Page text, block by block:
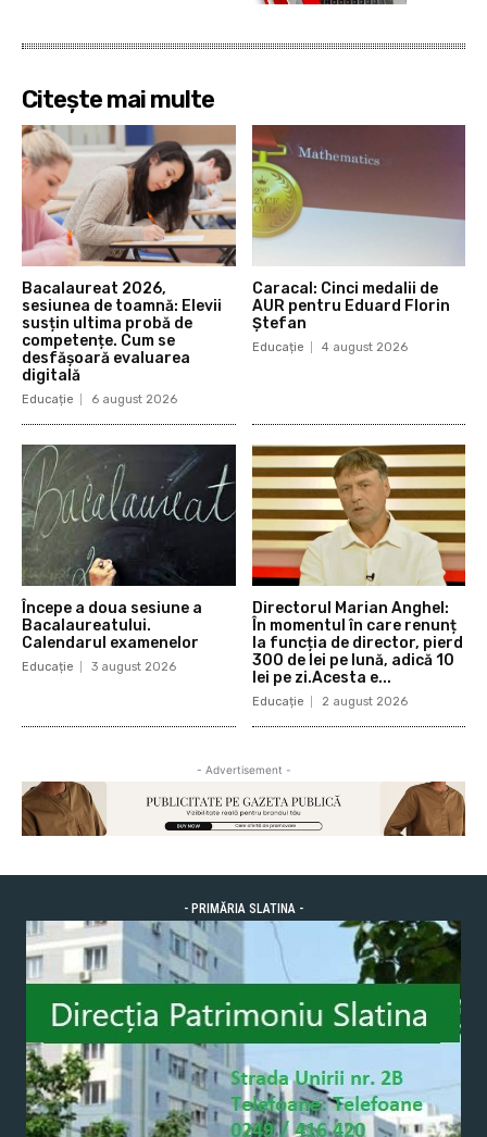
Citește mai multe
Bacalaureat 2026,
sesiunea de toamnă: Elevii
susțin ultima probă de
competențe. Cum se
desfășoară evaluarea
digitală
Educație 6 august 2026
Caracal: Cinci medalii de
AUR pentru Eduard Florin
Ștefan
Educație 4 august 2026
Începe a doua sesiune a
Bacalaureatului.
Calendarul examenelor
Educație 3 august 2026
Directorul Marian Anghel:
În momentul în care renunț
la funcția de director, pierd
300 de lei pe lună, adică 10
lei pe zi.Acesta e...
Educație 2 august 2026
- Advertisement -
- PRIMĂRIA SLATINA -